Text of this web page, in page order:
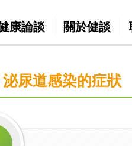
康論談 關於健談
泌尿道感染的症狀